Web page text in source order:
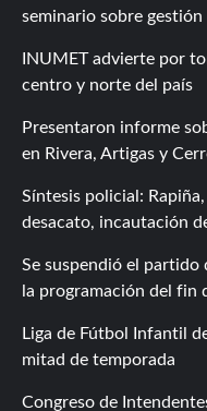
seminario sobre gestión
INUMET advierte por
centro y norte del país
Presentaron informe
en Rivera, Artigas y
Síntesis policial:
desacato, incautación
Se suspendió el partido
la programación del fin
Liga de Fútbol Infantil
mitad de temporada
Congreso de